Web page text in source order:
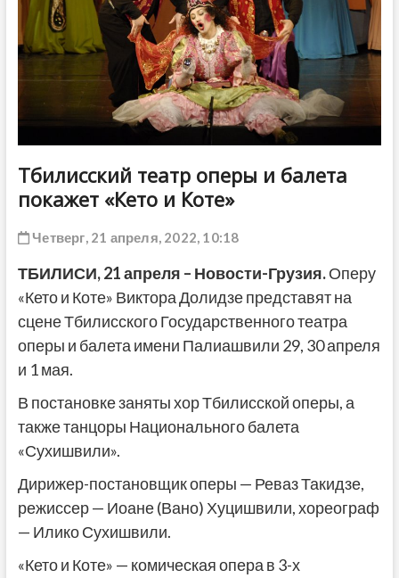
Тбилисский театр оперы и балета
покажет «Кето и Коте»
Четверг, 21 апреля, 2022, 10:18
ТБИЛИСИ, 21 апреля – Новости-Грузия.Оперу
«Кето и Коте» Виктора Долидзе представят на
сцене Тбилисского Государственного театра
оперы и балета имени Палиашвили 29, 30 апреля
и 1 мая.
В постановке заняты хор Тбилисской оперы, а
также танцоры Национального балета
«Сухишвили».
Дирижер-постановщик оперы — Реваз Такидзе,
режиссер — Иоане (Вано) Хуцишвили, хореограф
— Илико Сухишвили.
«Кето и Коте» — комическая опера в 3-х